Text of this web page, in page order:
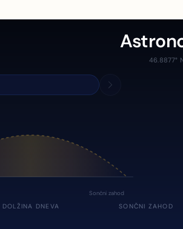
46.8877°
Sončni zahod
DOLŽINA DNEVA SONČNI ZAHOD